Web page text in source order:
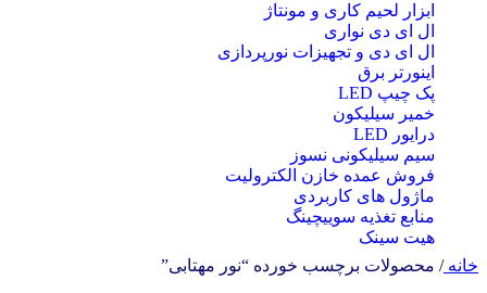
ابزار لحیم کاری و مونتاژ
ال ای دی‌ نواری
ال‌ ای‌ دی و تجهیزات نورپردازی
اینورتر برق
پک چیپ LED
خمیر سیلیکون
درایور LED
سیم سیلیکونی نسوز
فروش عمده خازن الکترولیت
ماژول های کاربردی
منابع تغذیه سوییچینگ
هیت سینک
خانه/ محصولات برچسب خورده “نور مهتابی”